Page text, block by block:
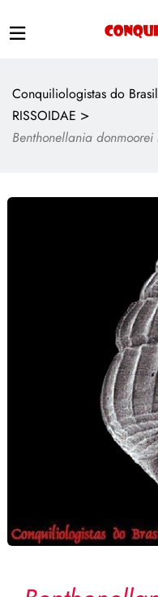
Conquiliologistas do Brasil
RISSOIDAE >
Benthonellania donmoorei